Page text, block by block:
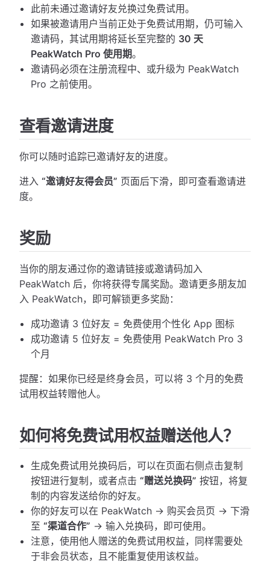
此前未通过邀请好友兑换过免费试用。
如果被邀请用户当前正处于免费试用期，仍可输入
邀请码，其试用期将延长至完整的 30 天
PeakWatch Pro 使用期。
邀请码必须在注册流程中、或升级为 PeakWatch
Pro 之前使用。
查看邀请进度
你可以随时追踪已邀请好友的进度。
进入 “邀请好友得会员” 页面后下滑，即可查看邀请进
度。
奖励
当你的朋友通过你的邀请链接或邀请码加入
PeakWatch 后，你将获得专属奖励。邀请更多朋友加
入 PeakWatch，即可解锁更多奖励：
成功邀请 3 位好友 = 免费使用个性化 App 图标
成功邀请 5 位好友 = 免费使用 PeakWatch Pro 3
个月
提醒：如果你已经是终身会员，可以将 3 个月的免费
试用权益转赠他人。
如何将免费试用权益赠送他人？
生成免费试用兑换码后，可以在页面右侧点击复制
按钮进行复制，或者点击“赠送兑换码” 按钮，将复
制的内容发送给你的好友。
你的好友可以在 PeakWatch → 购买会员页 → 下滑
至“渠道合作” → 输入兑换码，即可使用。
注意，使用他人赠送的免费试用权益，同样需要处
于非会员状态，且不能重复使用该权益。